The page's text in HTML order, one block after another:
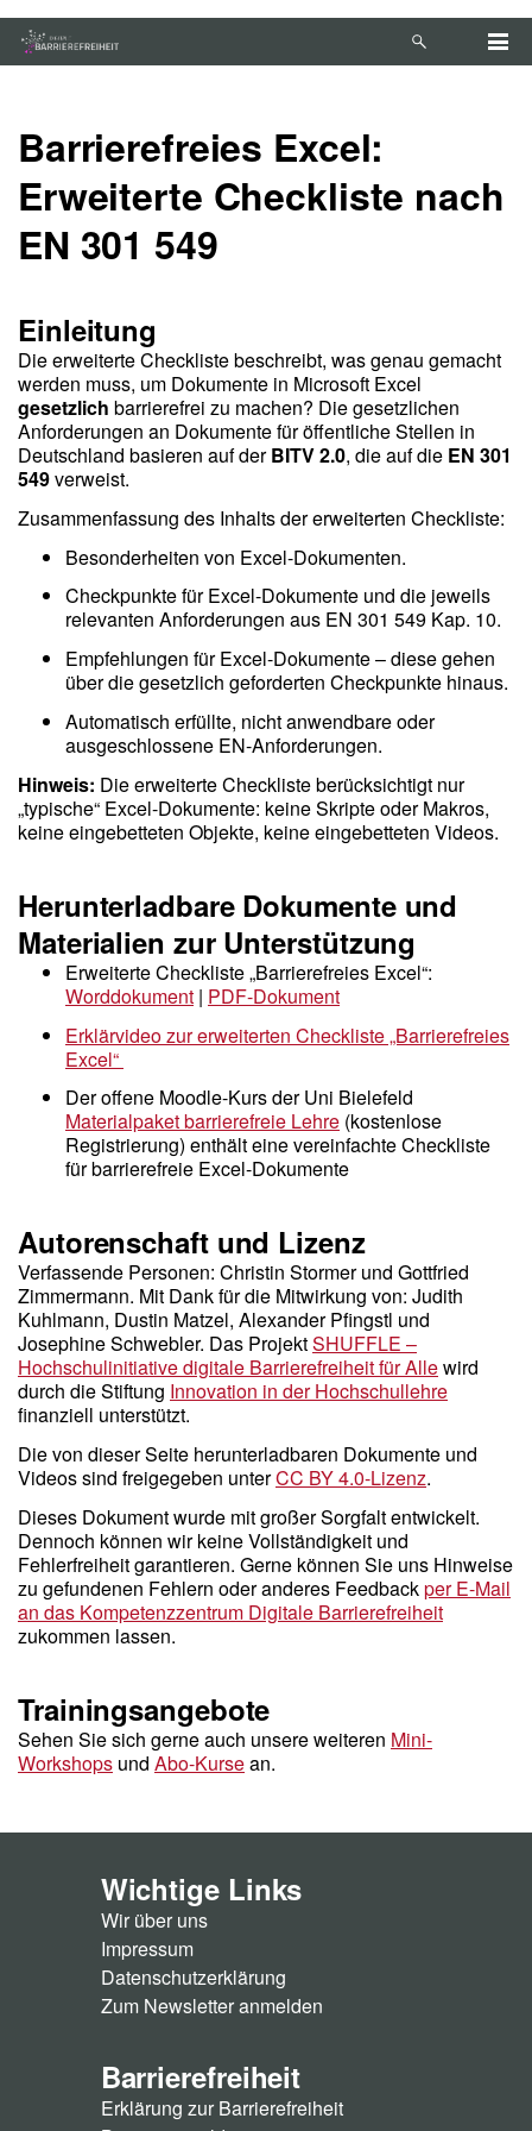
Zum Hauptinhalt springen
Anleitung zur Tastaturbedienung ansehen
Barrierefreies Excel:
Erweiterte Checkliste nach
EN 301 549
Einleitung
Die erweiterte Checkliste beschreibt, was genau gemacht
werden muss, um Dokumente in Microsoft Excel
gesetzlich barrierefrei zu machen? Die gesetzlichen
Anforderungen an Dokumente für öffentliche Stellen in
Deutschland basieren auf derBITV 2.0, die auf die EN 301
549verweist.
Zusammenfassung des Inhalts der erweiterten Checkliste:
Besonderheiten von Excel-Dokumenten.
Checkpunkte für Excel-Dokumente und die jeweils
relevanten Anforderungen aus EN 301 549 Kap. 10.
Empfehlungen für Excel-Dokumente – diese gehen
über die gesetzlich geforderten Checkpunkte hinaus.
Automatisch erfüllte, nicht anwendbare oder
ausgeschlossene EN-Anforderungen.
Hinweis: Die erweiterte Checkliste berücksichtigt nur
„typische“ Excel-Dokumente: keine Skripte oder Makros,
keine eingebetteten Objekte, keine eingebetteten Videos.
Herunterladbare Dokumente und
Materialien zur Unterstützung
Erweiterte Checkliste „Barrierefreies Excel“:
Worddokument | PDF-Dokument
Erklärvideo zur erweiterten Checkliste „Barrierefreies
Excel“
Der offene Moodle-Kurs der Uni Bielefeld
Materialpaket barrierefreie Lehre (kostenlose
Registrierung) enthält eine vereinfachte Checkliste
für barrierefreie Excel-Dokumente
Autorenschaft und Lizenz
Verfassende Personen: Christin Stormer und Gottfried
Zimmermann. Mit Dank für die Mitwirkung von: Judith
Kuhlmann, Dustin Matzel, Alexander Pfingstl und
Josephine Schwebler. Das ProjektSHUFFLE –
Hochschulinitiative digitale Barrierefreiheit für Allewird
durch die Stiftung Innovation in der Hochschullehre
finanziell unterstützt.
Die von dieser Seite herunterladbaren Dokumente und
Videos sind freigegeben unterCC BY 4.0-Lizenz.
Dieses Dokument wurde mit großer Sorgfalt entwickelt.
Dennoch können wir keine Vollständigkeit und
Fehlerfreiheit garantieren. Gerne können Sie uns Hinweise
zu gefundenen Fehlern oder anderes Feedbackper E-Mail
an das Kompetenzzentrum Digitale Barrierefreiheit
zukommen lassen.
Trainingsangebote
Sehen Sie sich gerne auch unsere weiteren Mini-
Workshops und Abo-Kursean.
Wichtige Links
Wir über uns
Impressum
Datenschutzerklärung
Zum Newsletter anmelden
Barrierefreiheit
Erklärung zur Barrierefreiheit